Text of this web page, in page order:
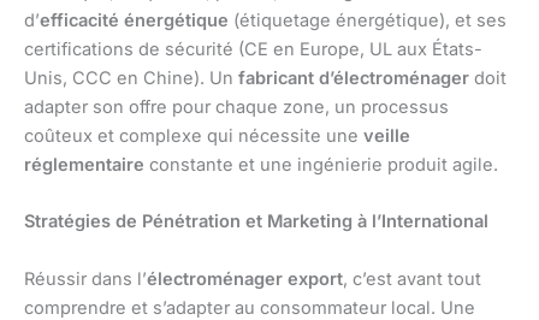
d’efficacité énergétique (étiquetage énergétique), et ses
certifications de sécurité (CE en Europe, UL aux États-
Unis, CCC en Chine). Un fabricant d’électroménager doit
adapter son offre pour chaque zone, un processus
coûteux et complexe qui nécessite une veille
réglementaire constante et une ingénierie produit agile.
Stratégies de Pénétration et Marketing à l’International
Réussir dans l’électroménager export, c’est avant tout
comprendre et s’adapter au consommateur local. Une